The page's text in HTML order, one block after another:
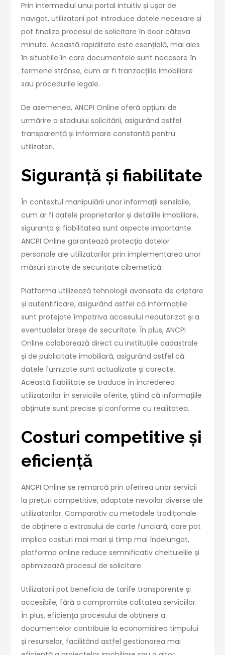
Prin intermediul unui portal intuitiv și ușor de
navigat, utilizatorii pot introduce datele necesare și
pot finaliza procesul de solicitare în doar câteva
minute. Această rapiditate este esențială, mai ales
în situațiile în care documentele sunt necesare în
termene strânse, cum ar fi tranzacțiile imobiliare
sau procedurile legale.
De asemenea, ANCPI Online oferă opțiuni de
urmărire a stadiului solicitării, asigurând astfel
transparență și informare constantă pentru
utilizatori.
Siguranță și fiabilitate
În contextul manipulării unor informații sensibile,
cum ar fi datele proprietarilor și detaliile imobiliare,
siguranța și fiabilitatea sunt aspecte importante.
ANCPI Online garantează protecția datelor
personale ale utilizatorilor prin implementarea unor
măsuri stricte de securitate cibernetică.
Platforma utilizează tehnologii avansate de criptare
și autentificare, asigurând astfel că informațiile
sunt protejate împotriva accesului neautorizat și a
eventualelor breșe de securitate. În plus, ANCPI
Online colaborează direct cu instituțiile cadastrale
și de publicitate imobiliară, asigurând astfel că
datele furnizate sunt actualizate și corecte.
Această fiabilitate se traduce în încrederea
utilizatorilor în serviciile oferite, știind că informațiile
obținute sunt precise și conforme cu realitatea.
Costuri competitive și
eficiență
ANCPI Online se remarcă prin oferirea unor servicii
la prețuri competitive, adaptate nevoilor diverse ale
utilizatorilor. Comparativ cu metodele tradiționale
de obținere a extrasului de carte funciară, care pot
implica costuri mai mari și timp mai îndelungat,
platforma online reduce semnificativ cheltuielile și
optimizează procesul de solicitare.
Utilizatorii pot beneficia de tarife transparente și
accesibile, fără a compromite calitatea serviciilor.
În plus, eficiența procesului de obținere a
documentelor contribuie la economisirea timpului
și resurselor, facilitând astfel gestionarea mai